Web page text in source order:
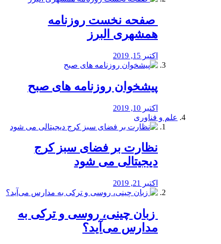
️ صفحه نخست روزنامه‌
همشهری البرز
اکتبر 15, 2019
پیشخوان روزنامه های صبح
اکتبر 10, 2019
علم و فناوری
نظارت بر فضای سبز کرج
دیجیتالی می شود
اکتبر 21, 2019
️ زبان چینی، روسی و ترکی به
مدارس می‌آید؟